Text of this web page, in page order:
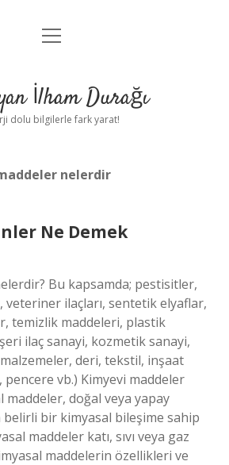
Anasayfa
Yasal Uyarı
menüyü
İlham Durağı
dolu bilgilerle fark yarat!
nelerdir
Ne Demek
Bu kapsamda; pestisitler,
ilaçları, sentetik elyaflar,
temizlik maddeleri, plastik
ilaç sanayi, kozmetik sanayi,
malzemeler, deri, tekstil, inşaat
pencere vb.) Kimyevi maddeler
maddeler, doğal veya yapay
bir kimyasal bileşime sahip
maddeler katı, sıvı veya gaz
maddelerin özellikleri ve